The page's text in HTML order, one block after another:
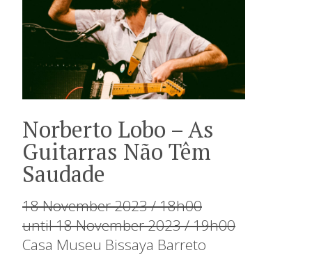
Norberto Lobo – As
Guitarras Não Têm
Saudade
18 November 2023 / 18h00
until 18 November 2023 / 19h00
Casa Museu Bissaya Barreto